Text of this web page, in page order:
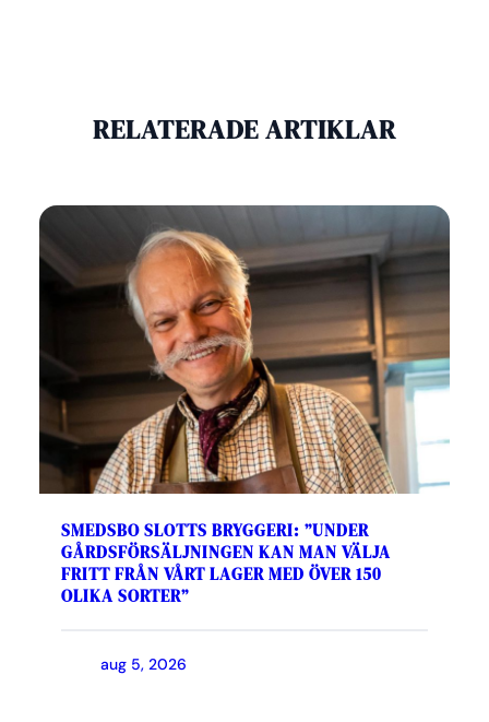
RELATERADE ARTIKLAR
SMEDSBO SLOTTS BRYGGERI: ”UNDER
GÅRDSFÖRSÄLJNINGEN KAN MAN VÄLJA
FRITT FRÅN VÅRT LAGER MED ÖVER 150
OLIKA SORTER”
aug 5, 2026